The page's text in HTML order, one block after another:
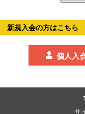
新規入会の方はこちら
個人入
サ